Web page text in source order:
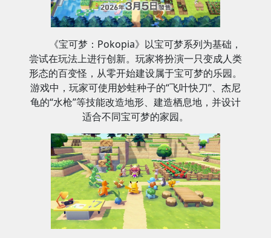
《宝可梦：Pokopia》以宝可梦系列为基础，
尝试在玩法上进行创新。玩家将扮演一只变成人类
形态的百变怪，从零开始建设属于宝可梦的乐园。
游戏中，玩家可使用妙蛙种子的“飞叶快刀”、杰尼
龟的“水枪”等技能改造地形、建造栖息地，并设计
适合不同宝可梦的家园。